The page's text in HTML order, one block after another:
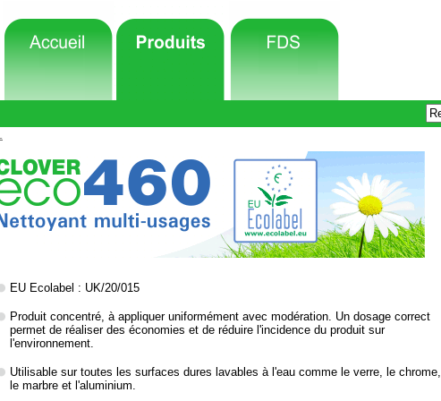
EU Ecolabel : UK/20/015
Produit concentré, à appliquer uniformément avec modération. Un dosage correct
permet de réaliser des économies et de réduire l'incidence du produit sur
l'environnement.
Utilisable sur toutes les surfaces dures lavables à l'eau comme le verre, le chrome,
le marbre et l'aluminium.